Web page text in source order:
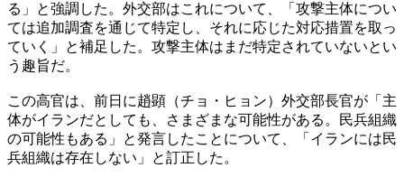
る」と強調した。外交部はこれについて、「攻撃主体につい
ては追加調査を通じて特定し、それに応じた対応措置を取っ
ていく」と補足した。攻撃主体はまだ特定されていないとい
う趣旨だ。
この高官は、前日に趙顕（チョ・ヒョン）外交部長官が「主
体がイランだとしても、さまざまな可能性がある。民兵組織
の可能性もある」と発言したことについて、「イランには民
兵組織は存在しない」と訂正した。